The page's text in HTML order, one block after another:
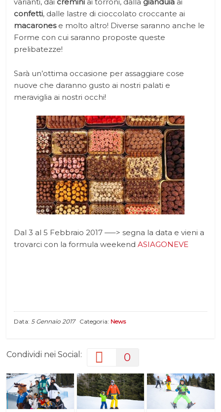
confetti, dalle lastre di cioccolato croccante ai
macaronese molto altro! Diverse saranno anche le
Forme con cui saranno proposte queste
prelibatezze!
Sarà un’ottima occasione per assaggiare cose
nuove che daranno gusto ai nostri palati e
meraviglia ai nostri occhi!
Dal 3 al 5 Febbraio 2017 —–> segna la data e vieni a
trovarci con la formula weekendASIAGONEVE
Data:5 Gennaio 2017Categoria: News
Condividi nei Social: 0